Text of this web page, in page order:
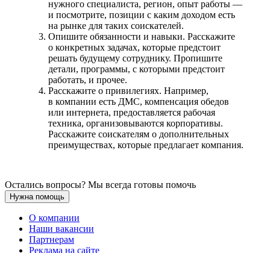
нужного специалиста, регион, опыт работы —
и посмотрите, позиции с каким доходом есть
на рынке для таких соискателей.
Опишите обязанности и навыки. Расскажите
о конкретных задачах, которые предстоит
решать будущему сотруднику. Пропишите
детали, программы, с которыми предстоит
работать, и прочее.
Расскажите о привилегиях. Например,
в компании есть ДМС, компенсация обедов
или интернета, предоставляется рабочая
техника, организовываются корпоративы.
Расскажите соискателям о дополнительных
преимуществах, которые предлагает компания.
Остались вопросы? Мы всегда готовы помочь
Нужна помощь
О компании
Наши вакансии
Партнерам
Реклама на сайте